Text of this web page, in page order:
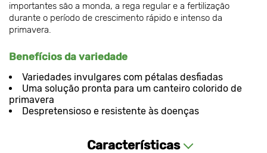
importantes são a monda, a rega regular e a fertilização
durante o período de crescimento rápido e intenso da
primavera.
Benefícios da variedade
Variedades invulgares com pétalas desfiadas
Uma solução pronta para um canteiro colorido de
primavera
Despretensioso e resistente às doenças
Características